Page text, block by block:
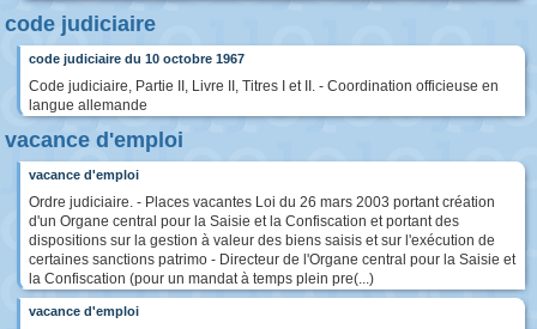
code judiciaire
code judiciaire du 10 octobre 1967
Code judiciaire, Partie II, Livre II, Titres I et II. - Coordination officieuse en
langue allemande
vacance d'emploi
vacance d'emploi
Ordre judiciaire. - Places vacantes Loi du 26 mars 2003 portant création
d'un Organe central pour la Saisie et la Confiscation et portant des
dispositions sur la gestion à valeur des biens saisis et sur l'exécution de
certaines sanctions patrimo - Directeur de l'Organe central pour la Saisie et
la Confiscation (pour un mandat à temps plein pre(...)
vacance d'emploi